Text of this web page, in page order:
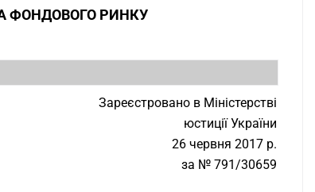
ФОНДОВОГО РИНКУ
Зареєстровано в Міністерстві
юстиції України
26 червня 2017 р.
за № 791/30659